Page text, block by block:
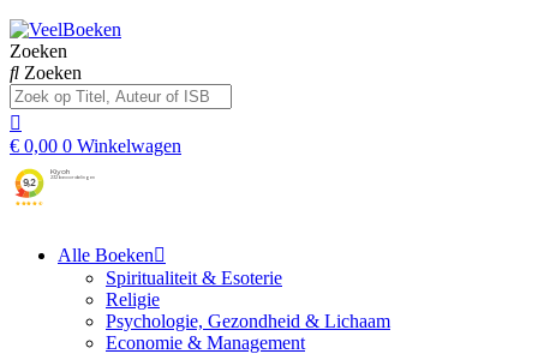
Zoeken
Zoeken
€ 0,00 0 Winkelwagen
Alle Boeken
Spiritualiteit & Esoterie
Religie
Psychologie, Gezondheid & Lichaam
Economie & Management